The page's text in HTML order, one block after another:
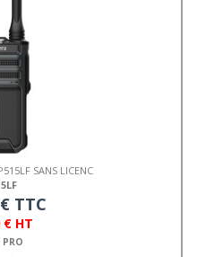
SANS LICENC
TTC
€ HT
PRO